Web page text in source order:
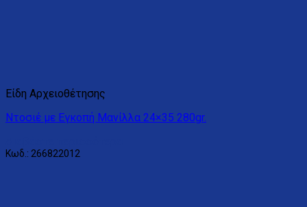
Είδη Αρχειοθέτησης
Ντοσιέ με Εγκοπή Μανίλλα 24×35 280gr.
Κωδ.: 266822012